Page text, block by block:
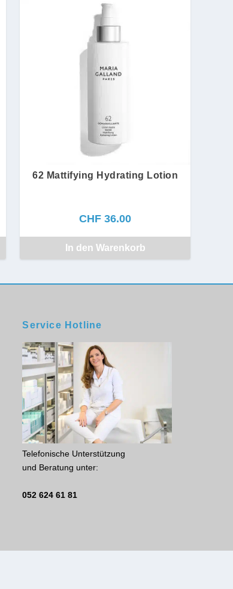
62 Mattifying Hydrating Lotion
CHF 36.00
In den Warenkorb
Service Hotline
Telefonische Unterstützung
und Beratung unter:
052 624 61 81